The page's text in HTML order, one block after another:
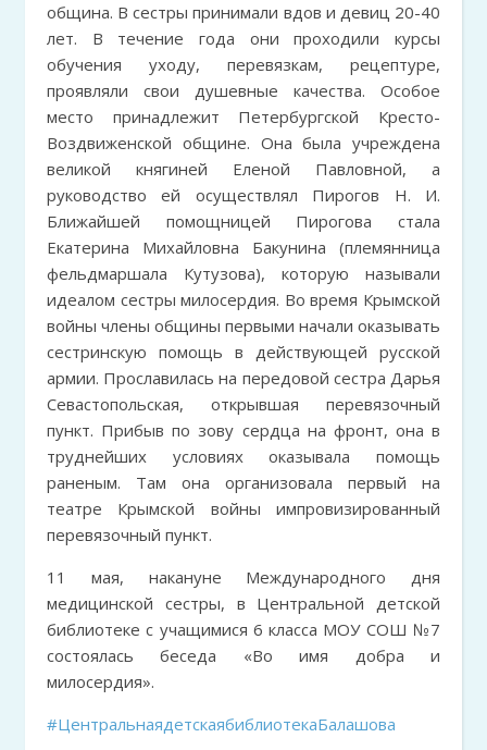
община. В сестры принимали вдов и девиц 20-40
лет. В течение года они проходили курсы
обучения уходу, перевязкам, рецептуре,
проявляли свои душевные качества. Особое
место принадлежит Петербургской Кресто-
Воздвиженской общине. Она была учреждена
великой княгиней Еленой Павловной, а
руководство ей осуществлял Пирогов Н. И.
Ближайшей помощницей Пирогова стала
Екатерина Михайловна Бакунина (племянница
фельдмаршала Кутузова), которую называли
идеалом сестры милосердия. Во время Крымской
войны члены общины первыми начали оказывать
сестринскую помощь в действующей русской
армии. Прославилась на передовой сестра Дарья
Севастопольская, открывшая перевязочный
пункт. Прибыв по зову сердца на фронт, она в
труднейших условиях оказывала помощь
раненым. Там она организовала первый на
театре Крымской войны импровизированный
перевязочный пункт.
11 мая, накануне Международного дня
медицинской сестры, в Центральной детской
библиотеке с учащимися 6 класса МОУ СОШ №7
состоялась беседа «Во имя добра и
милосердия».
#ЦентральнаядетскаябиблиотекаБалашова